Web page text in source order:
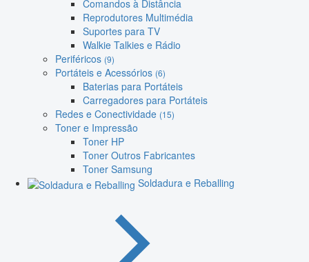
Comandos à Distância
Reprodutores Multimédia
Suportes para TV
Walkie Talkies e Rádio
Periféricos (9)
Portáteis e Acessórios (6)
Baterias para Portáteis
Carregadores para Portáteis
Redes e Conectividade (15)
Toner e Impressão
Toner HP
Toner Outros Fabricantes
Toner Samsung
Soldadura e Reballing